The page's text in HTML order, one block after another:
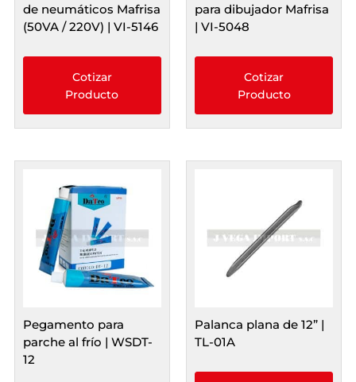
de neumáticos Mafrisa
(50VA / 220V) | VI-5146
Cotizar
Producto
para dibujador Mafrisa
| VI-5048
Cotizar
Producto
Pegamento para
parche al frío | WSDT-
12
Palanca plana de 12” |
TL-01A